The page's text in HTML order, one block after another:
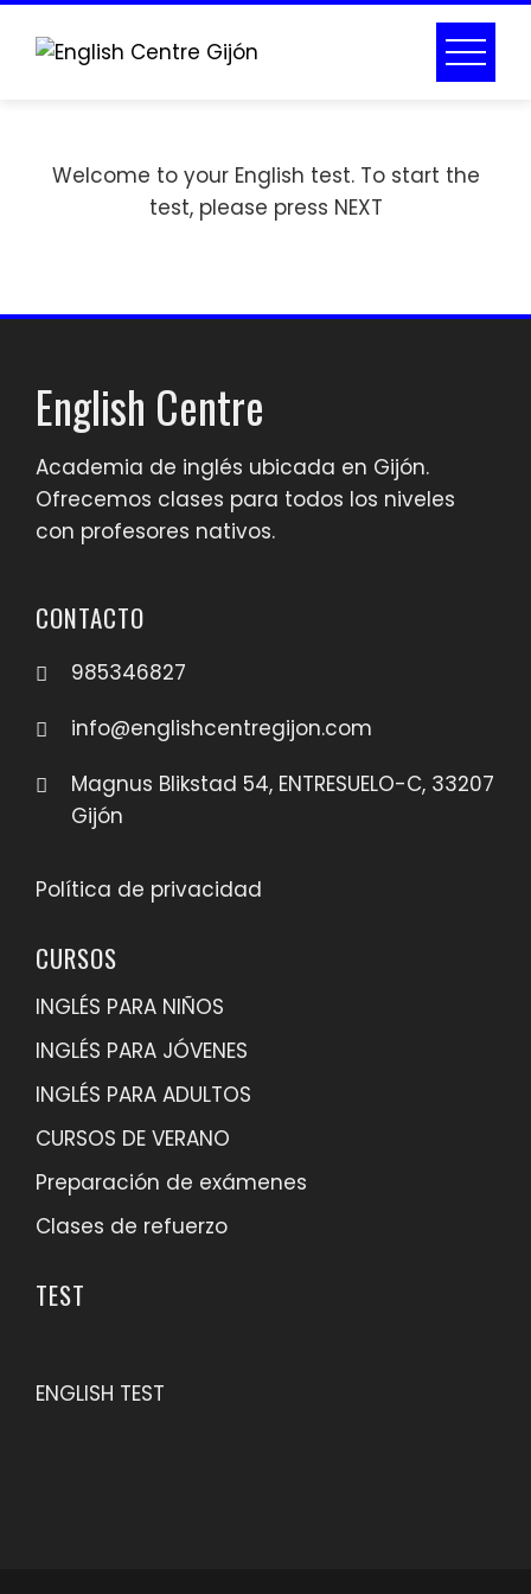
Home ENGLISH TEST
Welcome to your English test. To start the
test, please press NEXT
English Centre
Academia de inglés ubicada en Gijón.
Ofrecemos clases para todos los niveles
con profesores nativos.
CONTACTO
985346827
info@englishcentregijon.com
Magnus Blikstad 54, ENTRESUELO-C, 33207
Gijón
Política de privacidad
CURSOS
INGLÉS PARA NIÑOS
INGLÉS PARA JÓVENES
INGLÉS PARA ADULTOS
CURSOS DE VERANO
Preparación de exámenes
Clases de refuerzo
TEST
ENGLISH TEST